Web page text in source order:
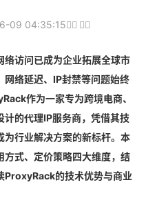
09 04:35:15
络访问已成为企业拓展全球市
络延迟、IP封禁等问题始终
作为一家专为跨境电商、
计的代理IP服务商，凭借其技
为行业解决方案的新标杆。本
方式、定价策略四大维度，结
ProxyRack的技术优势与商业